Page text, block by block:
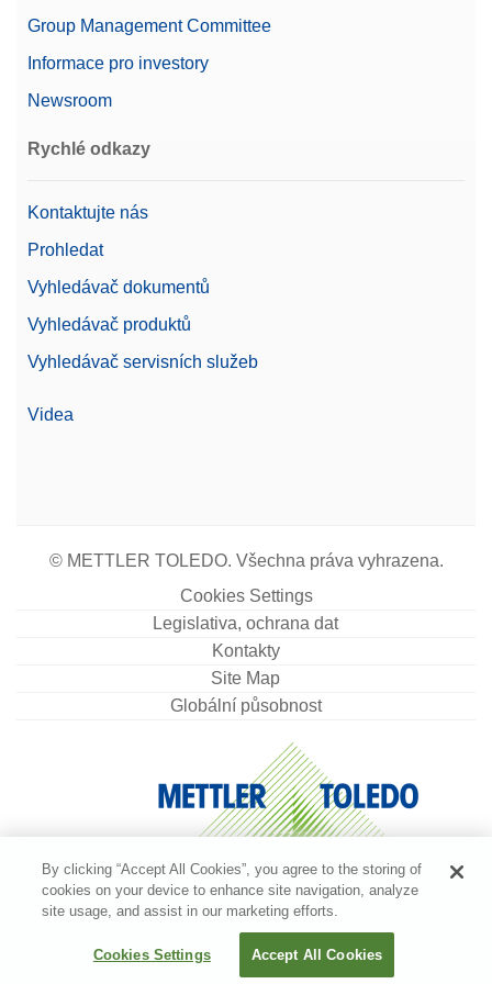
Group Management Committee
Informace pro investory
Newsroom
Rychlé odkazy
Kontaktujte nás
Prohledat
Vyhledávač dokumentů
Vyhledávač produktů
Vyhledávač servisních služeb
Videa
© METTLER TOLEDO. Všechna práva vyhrazena.
Cookies Settings
Legislativa, ochrana dat
Kontakty
Site Map
Globální působnost
By clicking “Accept All Cookies”, you agree to the storing of
cookies on your device to enhance site navigation, analyze
site usage, and assist in our marketing efforts.
Cookies Settings Accept All Cookies